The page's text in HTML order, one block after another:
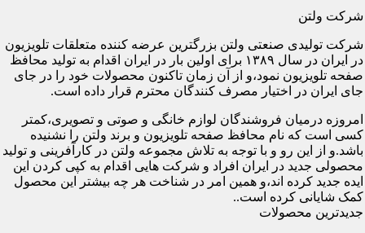
شرکت ولتن
شرکت تولیدی صنعتی ولتن بزرگترین عرضه کننده متعلقات تلویزیون
در ایران در سال ۱۳۸۹ برای اولین بار در ایران اقدام به تولید محافظ
صفحه تلویزیون نمود،و از آن زمان تاکنون محصولات خود را در جای
جای ایران در اختیار مصرف کنندگان محترم قرار داده است.
امروزه درمیان فروشندگان لوازم خانگی و صوتی و تصویری،کمتر
کسی است که نام محافظ صفحه تلویزیون و برند ولتن را نشنیده
باشد.و از این رو و با توجه به تلاش مجموعه ولتن در کارآفرینی و تولید
محصولی جدید در ایران افراد و شرکت هایی اقدام به کپی کردن این
ایده جدید کرده اند،و همین امر در شناخت هر چه بیشتر این محصول
کمک شایانی کرده است..
جدیدترین محصولات